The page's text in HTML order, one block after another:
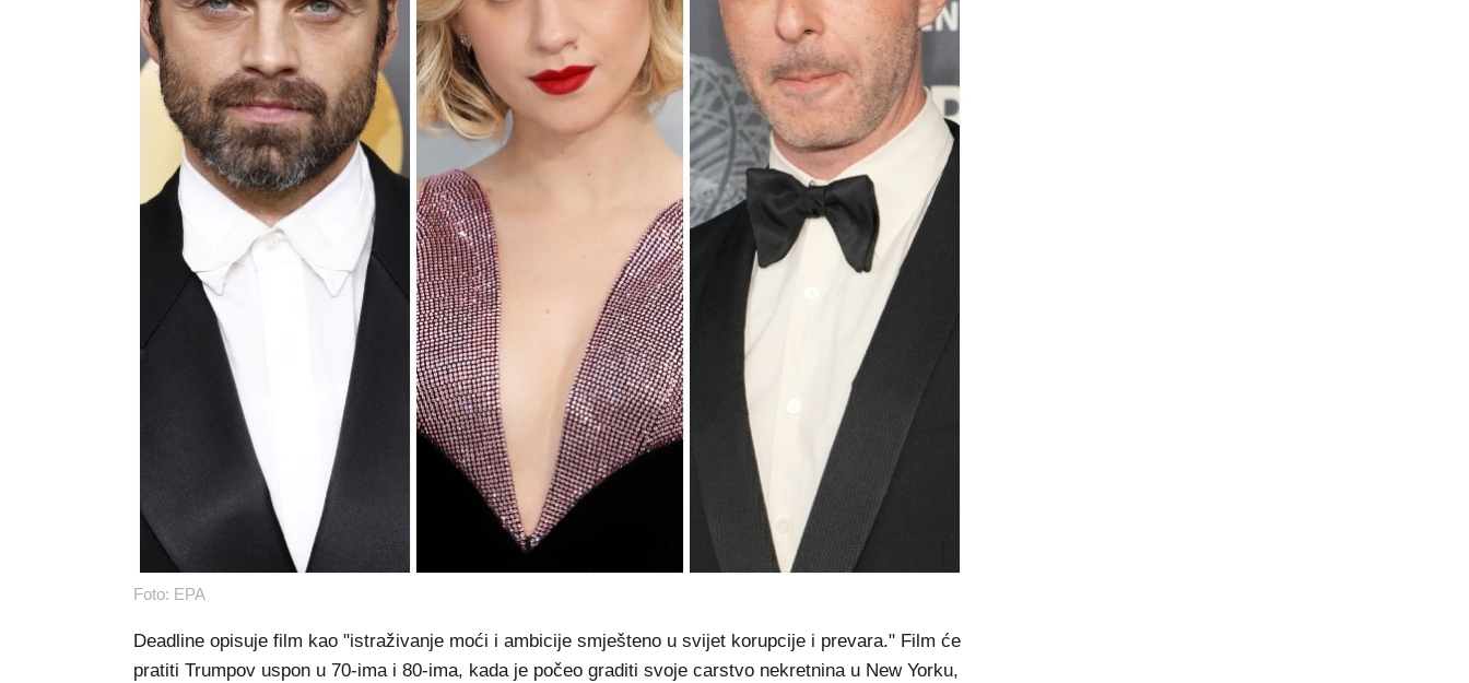
Foto: EPA
Deadline opisuje film kao "istraživanje moći i ambicije smješteno u svijet korupcije i prevara." Film će
pratiti Trumpov uspon u 70-ima i 80-ima, kada je počeo graditi svoje carstvo nekretnina u New Yorku,